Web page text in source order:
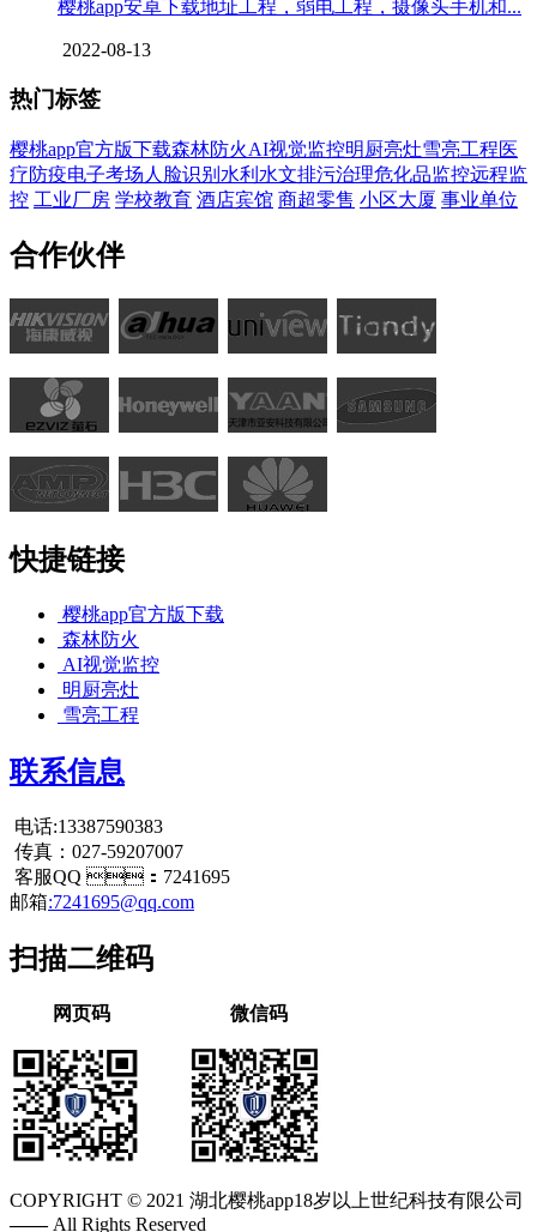
樱桃app安卓下载地址工程，弱电工程，摄像头手机和...
2022-08-13
热门标签
樱桃app官方版下载森林防火AI视觉监控明厨亮灶雪亮工程医
疗防疫电子考场 人脸识别 水利水文排污治理危化品监控远程监
控 工业厂房 学校教育 酒店宾馆 商超零售 小区大厦 事业单位
合作伙伴
快捷链接
樱桃app官方版下载
森林防火
AI视觉监控
明厨亮灶
雪亮工程
联系信息
电话:13387590383
传真：027-59207007
客服QQ ：7241695
邮箱:7241695@qq.com
扫描二维码
网页码 微信码
COPYRIGHT © 2021 湖北樱桃app18岁以上世纪科技有限公司
——All Rights Reserved